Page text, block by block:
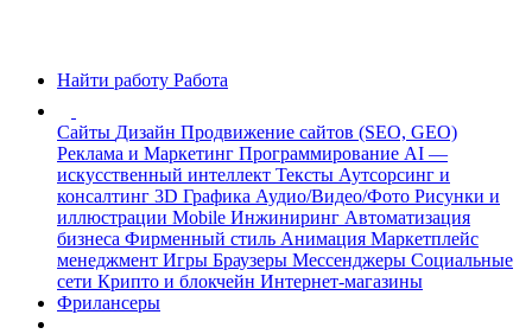
Найти работу Работа
Сайты Дизайн Продвижение сайтов (SEO, GEO)
Реклама и Маркетинг Программирование AI —
искусственный интеллект Тексты Аутсорсинг и
консалтинг 3D Графика Аудио/Видео/Фото Рисунки и
иллюстрации Mobile Инжиниринг Автоматизация
бизнеса Фирменный стиль Анимация Маркетплейс
менеджмент Игры Браузеры Мессенджеры Социальные
сети Крипто и блокчейн Интернет-магазины
Фрилансеры